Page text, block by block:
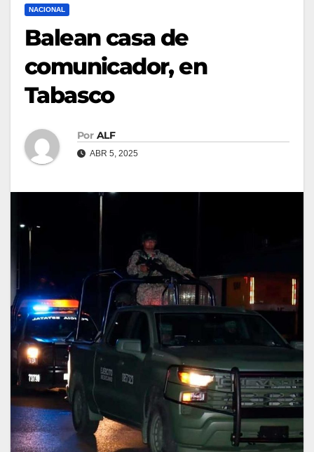
NACIONAL
Balean casa de
comunicador, en
Tabasco
Por ALF
ABR 5, 2025